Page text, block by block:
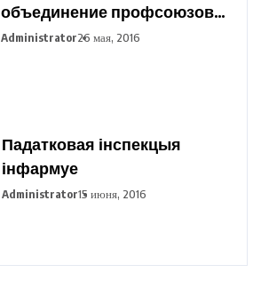
объединение профсоюзов
проводит «прямую
Administrator26 мая, 2016
Падатковая інспекцыя
інфармуе
Administrator15 июня, 2016